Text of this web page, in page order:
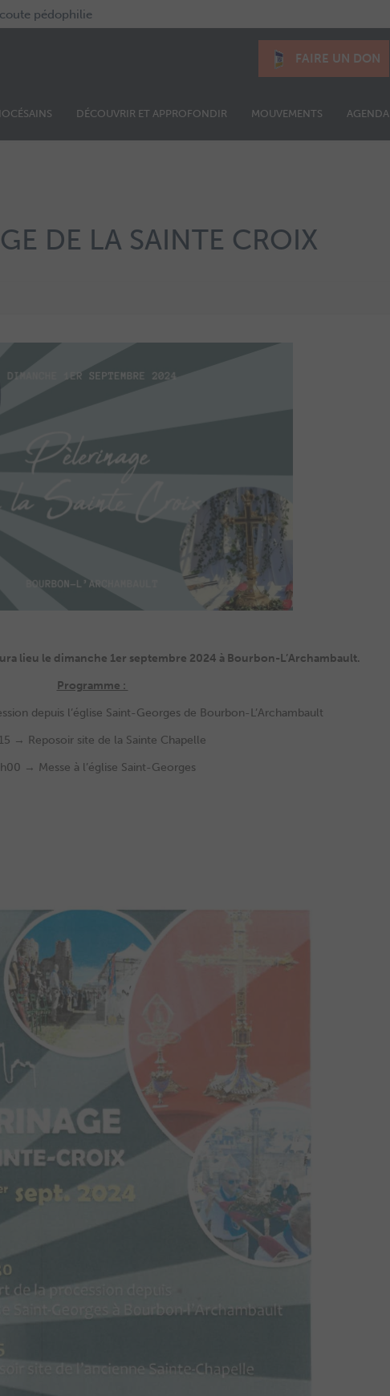
pédophilie
FAIRE UN DON
DÉCOUVRIR ET APPROFONDIR MOUVEMENTS AGENDA
DE LA SAINTE CROIX
lieu le dimanche 1er septembre 2024 à Bourbon-L’Archambault.
Programme :
depuis l’église Saint-Georges de Bourbon-L’Archambault
→ Reposoir site de la Sainte Chapelle
→ Messe à l’église Saint-Georges